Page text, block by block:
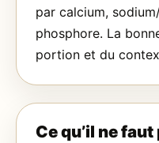
par calcium,
phosphore. La
portion et du
Ce qu’il ne